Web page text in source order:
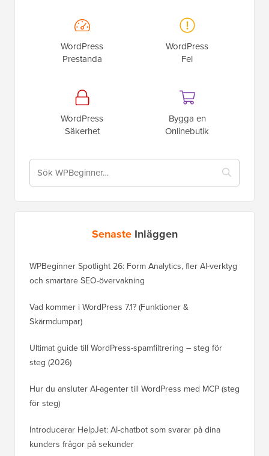
WordPress
Prestanda
WordPress
Fel
WordPress
Säkerhet
Bygga en
Onlinebutik
Senaste Inläggen
WPBeginner Spotlight 26: Form Analytics, fler AI-verktyg
och smartare SEO-övervakning
Vad kommer i WordPress 7.1? (Funktioner &
Skärmdumpar)
Ultimat guide till WordPress-spamfiltrering – steg för
steg (2026)
Hur du ansluter AI-agenter till WordPress med MCP (steg
för steg)
Introducerar HelpJet: AI-chatbot som svarar på dina
kunders frågor på sekunder